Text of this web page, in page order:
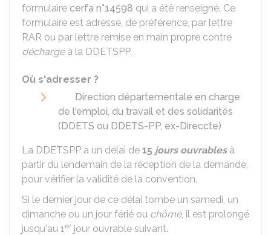
formulaire cerfa n°14598 qui a été renseigné. Ce
formulaire est adressé, de préférence, par lettre
RAR ou par lettre remise en main propre contre
déchargeà la DDETSPP.
Où s'adresser ?
Direction départementale en charge
de l'emploi, du travail et des solidarités
(DDETS ou DDETS-PP, ex-Direccte)
La DDETSPP a un délai de 15 jours ouvrablesà
partir du lendemain de la réception de la demande,
pour vérifier la validité de la convention.
Si le dernier jour de ce délai tombe un samedi, un
dimanche ou un jour férié ou chômé, il est prolongé
jusqu'au 1er jour ouvrable suivant.